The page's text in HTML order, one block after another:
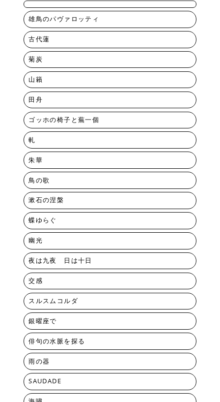
雄鳥のパヴァロッティ
古代蓮
菊炭
山籟
田舟
ゴッホの椅子と蕪一個
軋
朱華
鳥の歌
漱石の涅槃
蝶ゆらぐ
幽光
夜は九夜 日は十日
交感
スルスムコルダ
銀曜座で
俳句の水脈を探る
雨の器
SAUDADE